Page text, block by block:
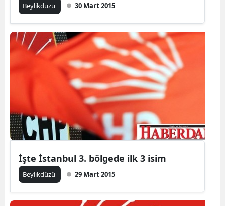
Beylikdüzü 30 Mart 2015
İşte İstanbul 3. bölgede ilk 3 isim
Beylikdüzü 29 Mart 2015